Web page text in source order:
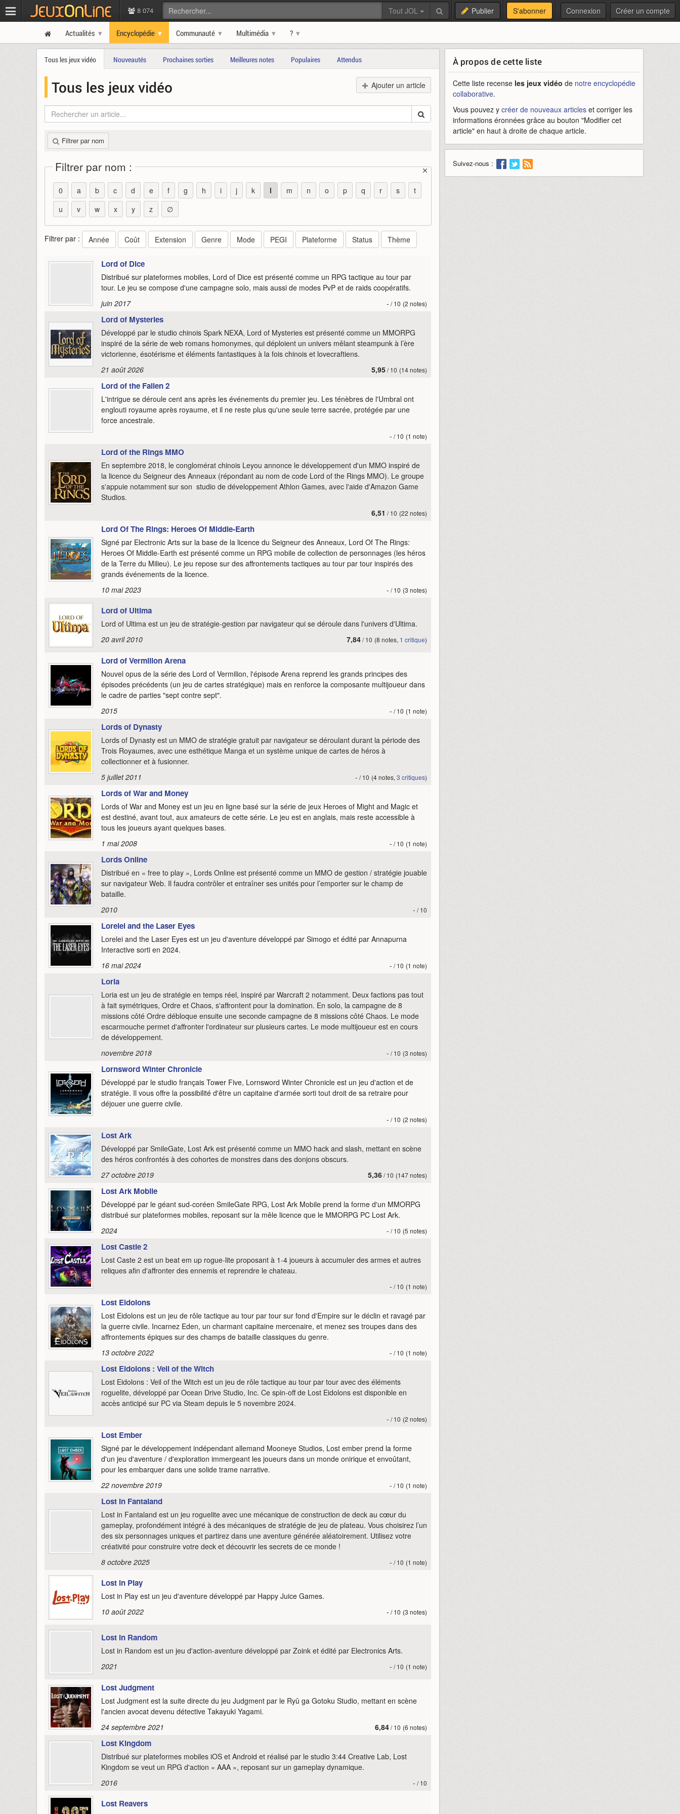
8 074 Tout JOL Publier S'abonner Connexion Créer un compte
Actualités Encyclopédie Communauté Multimédia ?
Tous les jeux vidéo Nouveautés Prochaines sorties Meilleures notes Populaires Attendus
Ajouter un article
Tous les jeux vidéo
Filtrer par nom
Filtrer par nom :
0 a b c d e f g h i j k l m n o p q r s
t
u
v w x y z ∅
Filtrer par : Année Coût Extension Genre Mode PEGI Plateforme Status Thème
Lord of Dice
Distribué sur plateformes mobiles, Lord of Dice est présenté comme un RPG tactique au tour par
tour. Le jeu se compose d'une campagne solo, mais aussi de modes PvP et de raids coopératifs.
juin 2017
- / 10 (2 notes)
Lord of Mysteries
Développé par le studio chinois Spark NEXA, Lord of Mysteries est présenté comme un MMORPG
inspiré de la série de web romans homonymes, qui déploient un univers mêlant steampunk à l’ère
victorienne, ésotérisme et éléments fantastiques à la fois chinois et lovecraftiens.
21 août 2026
5,95/ 10 (14 notes)
Lord of the Fallen 2
L'intrigue se déroule cent ans après les événements du premier jeu. Les ténèbres de l'Umbral ont
englouti royaume après royaume, et il ne reste plus qu'une seule terre sacrée, protégée par une
force ancestrale.
- / 10 (1 note)
Lord of the Rings MMO
En septembre 2018, le conglomérat chinois Leyou annonce le développement d'un MMO inspiré de
la licence du Seigneur des Anneaux (répondant au nom de code Lord of the Rings MMO). Le groupe
s'appuie notamment sur son studio de développement Athlon Games, avec l'aide d'Amazon Game
Studios.
6,51 / 10 (22 notes)
Lord Of The Rings: Heroes Of Middle-Earth
Signé par Electronic Arts sur la base de la licence du Seigneur des Anneaux, Lord Of The Rings:
Heroes Of Middle-Earth est présenté comme un RPG mobile de collection de personnages (les héros
de la Terre du Milieu). Le jeu repose sur des affrontements tactiques au tour par tour inspirés des
grands événements de la licence.
10 mai 2023
- / 10 (3 notes)
Lord of Ultima
Lord of Ultima est un jeu de stratégie-gestion par navigateur qui se déroule dans l'univers d'Ultima.
20 avril 2010
7,84/ 10 (8 notes, 1 critique)
Lord of Vermilion Arena
Nouvel opus de la série des Lord of Vermilion, l'épisode Arena reprend les grands principes des
épisodes précédents (un jeu de cartes stratégique) mais en renforce la composante multijoueur dans
le cadre de parties "sept contre sept".
2015
- / 10 (1 note)
Lords of Dynasty
Lords of Dynasty est un MMO de stratégie gratuit par navigateur se déroulant durant la période des
Trois Royaumes, avec une esthétique Manga et un système unique de cartes de héros à
collectionner et à fusionner.
5 juillet 2011
- / 10 (4 notes, 3 critiques)
Lords of War and Money
Lords of War and Money est un jeu en ligne basé sur la série de jeux Heroes of Might and Magic et
est destiné, avant tout, aux amateurs de cette série. Le jeu est en anglais, mais reste accessible à
tous les joueurs ayant quelques bases.
1 mai 2008
- / 10 (1 note)
Lords Online
Distribué en « free to play », Lords Online est présenté comme un MMO de gestion / stratégie jouable
sur navigateur Web. Il faudra contrôler et entraîner ses unités pour l’emporter sur le champ de
bataille.
2010
- / 10
Lorelei and the Laser Eyes
Lorelei and the Laser Eyes est un jeu d'aventure développé par Simogo et édité par Annapurna
Interactive sorti en 2024.
16 mai 2024
- / 10 (1 note)
Loria
Loria est un jeu de stratégie en temps réel, inspiré par Warcraft 2 notamment. Deux factions pas tout
à fait symétriques, Ordre et Chaos, s'affrontent pour la domination. En solo, la campagne de 8
missions côté Ordre débloque ensuite une seconde campagne de 8 missions côté Chaos. Le mode
escarmouche permet d'affronter l'ordinateur sur plusieurs cartes. Le mode multijoueur est en cours
de développement.
novembre 2018
- / 10 (3 notes)
Lornsword Winter Chronicle
Développé par le studio français Tower Five, Lornsword Winter Chronicle est un jeu d'action et de
stratégie. Il vous offre la possibilité d'être un capitaine d'armée sorti tout droit de sa retraire pour
déjouer une guerre civile.
- / 10 (2 notes)
Lost Ark
Développé par SmileGate, Lost Ark est présenté comme un MMO hack and slash, mettant en scène
des héros confrontés à des cohortes de monstres dans des donjons obscurs.
27 octobre 2019
5,36/ 10 (147 notes)
Lost Ark Mobile
Développé par le géant sud-coréen SmileGate RPG, Lost Ark Mobile prend la forme d'un MMORPG
distribué sur plateformes mobiles, reposant sur la mêle licence que le MMORPG PC Lost Ark.
2024
- / 10 (5 notes)
Lost Castle 2
Lost Caste 2 est un beat em up rogue-lite proposant à 1-4 joueurs à accumuler des armes et autres
reliques afin d'affronter des ennemis et reprendre le chateau.
- / 10 (1 note)
Lost Eidolons
Lost Eidolons est un jeu de rôle tactique au tour par tour sur fond d'Empire sur le déclin et ravagé par
la guerre civile. Incarnez Eden, un charmant capitaine mercenaire, et menez ses troupes dans des
affrontements épiques sur des champs de bataille classiques du genre.
13 octobre 2022
- / 10 (1 note)
Lost Eidolons : Veil of the Witch
Lost Eidolons : Veil of the Witch est un jeu de rôle tactique au tour par tour avec des éléments
roguelite, développé par Ocean Drive Studio, Inc. Ce spin-off de Lost Eidolons est disponible en
accès anticipé sur PC via Steam depuis le 5 novembre 2024.
- / 10 (2 notes)
Lost Ember
Signé par le développement indépendant allemand Mooneye Studios, Lost ember prend la forme
d'un jeu d'aventure / d'exploration immergeant les joueurs dans un monde onirique et envoûtant,
pour les embarquer dans une solide trame narrative.
22 novembre 2019
- / 10 (1 note)
Lost in Fantaland
Lost in Fantaland est un jeu roguelite avec une mécanique de construction de deck au cœur du
gameplay, profondément intégré à des mécaniques de stratégie de jeu de plateau. Vous choisirez l’un
des six personnages uniques et partirez dans une aventure générée aléatoirement. Utilisez votre
créativité pour construire votre deck et découvrir les secrets de ce monde !
8 octobre 2025
- / 10 (1 note)
Lost in Play
Lost in Play est un jeu d'aventure développé par Happy Juice Games.
10 août 2022
- / 10 (3 notes)
Lost in Random
Lost in Random est un jeu d'action-aventure développé par Zoink et édité par Electronics Arts.
2021
- / 10 (1 note)
Lost Judgment
Lost Judgment est la suite directe du jeu Judgment par le Ryû ga Gotoku Studio, mettant en scène
l'ancien avocat devenu détective Takayuki Yagami.
24 septembre 2021
6,84/ 10 (6 notes)
Lost Kingdom
Distribué sur plateformes mobiles iOS et Android et réalisé par le studio 3:44 Creative Lab, Lost
Kingdom se veut un RPG d'action « AAA », reposant sur un gameplay dynamique.
2016
- / 10
Lost Reavers
À propos de cette liste
Cette liste recense les jeux vidéo de notre encyclopédie
collaborative.
Vous pouvez y créer de nouveaux articleset corriger les
informations éronnées grâce au bouton "Modifier cet
article" en haut à droite de chaque article.
Suivez-nous :